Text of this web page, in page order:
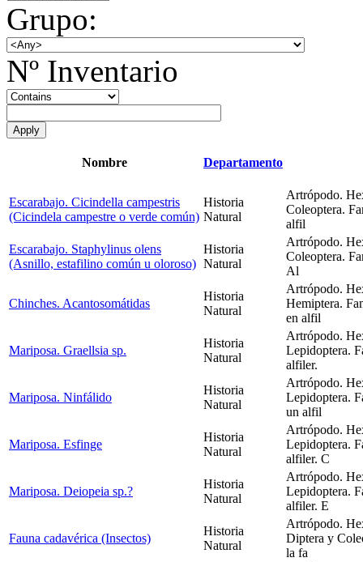
Grupo:
Nº Inventario
Nombre Departamento
Escarabajo. Cicindella campestris
(Cicindela campestre o verde común)
Historia
Natural
Artrópodo.
Coleoptera.
alfil
Escarabajo. Staphylinus olens
(Asnillo, estafilino común u oloroso)
Historia
Natural
Artrópodo.
Coleoptera.
Al
Chinches. Acantosomátidas
Historia
Natural
Artrópodo.
Hemiptera.
en alfil
Mariposa. Graellsia sp.
Historia
Natural
Artrópodo.
Lepidoptera.
alfiler.
Mariposa. Ninfálido
Historia
Natural
Artrópodo.
Lepidoptera.
un alfil
Mariposa. Esfinge
Historia
Natural
Artrópodo.
Lepidoptera.
alfiler. C
Mariposa. Deiopeia sp.?
Historia
Natural
Artrópodo.
Lepidoptera.
alfiler. E
Fauna cadavérica (Insectos)
Historia
Natural
Artrópodo.
Diptera y
la fa